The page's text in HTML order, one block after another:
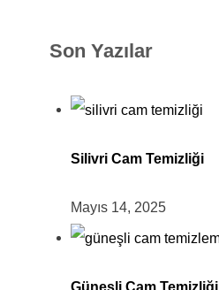
Son Yazılar
Silivri Cam Temizliği
Mayıs 14, 2025